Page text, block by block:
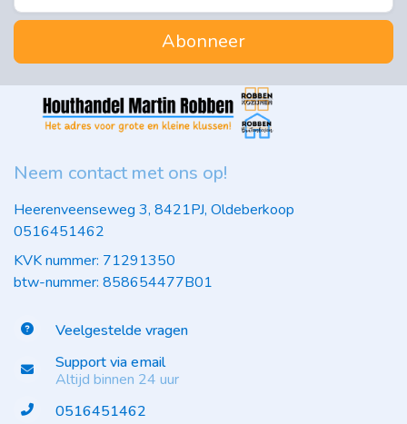
Abonneer
Neem contact met ons op!
Heerenveenseweg 3, 8421PJ, Oldeberkoop
0516451462
KVK nummer: 71291350
btw-nummer: 858654477B01
Veelgestelde vragen
Support via email
Altijd binnen 24 uur
0516451462